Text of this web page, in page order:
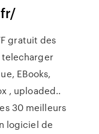
gratuit des
telecharger
EBooks,
, uploaded..
30 meilleurs
logiciel de